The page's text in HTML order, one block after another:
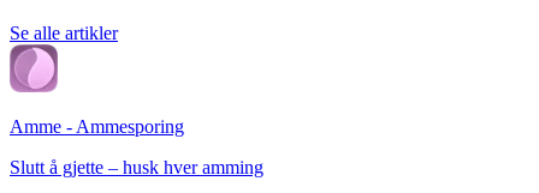
Se alle artikler
Amme - Ammesporing
Slutt å gjette – husk hver amming